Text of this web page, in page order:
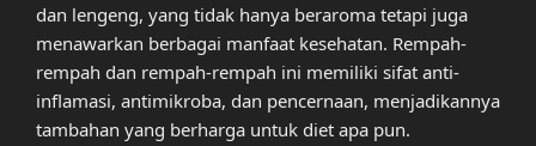
dan lengeng, yang tidak hanya beraroma tetapi juga
menawarkan berbagai manfaat kesehatan. Rempah-
rempah dan rempah-rempah ini memiliki sifat anti-
inflamasi, antimikroba, dan pencernaan, menjadikannya
tambahan yang berharga untuk diet apa pun.